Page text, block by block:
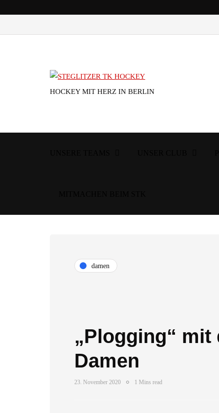
HOCKEY MIT HERZ IN BERLIN
damen
„Plogging“ mit
Damen
23. November 2020 1 Mins read